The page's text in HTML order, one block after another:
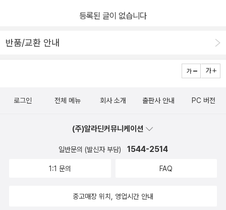
등록된 글이 없습니다
반품/교환 안내
로그인 전체 메뉴 회사 소개 출판사 안내 PC 버전
(주)알라딘커뮤니케이션
일반문의 (발신자 부담) 1544-2514
1:1 문의 FAQ
중고매장 위치, 영업시간 안내